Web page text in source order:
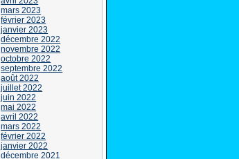
mars 2023
février 2023
janvier 2023
décembre 2022
novembre 2022
octobre 2022
septembre 2022
août 2022
juillet 2022
juin 2022
mai 2022
avril 2022
mars 2022
février 2022
janvier 2022
décembre 2021